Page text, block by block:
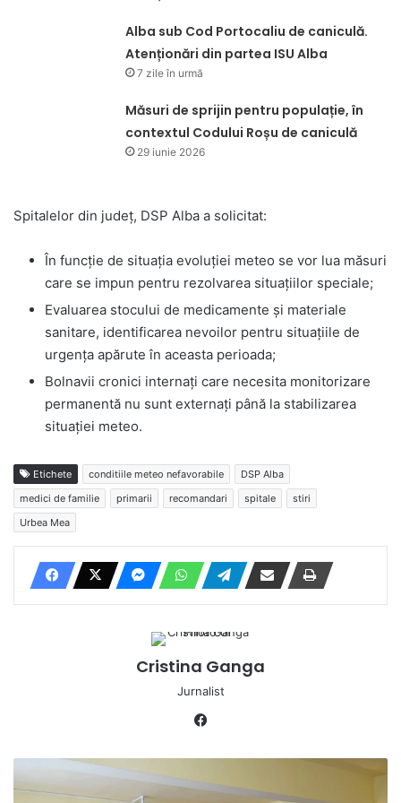
Alba sub Cod Portocaliu de caniculă.
Atenționări din partea ISU Alba
7 zile în urmă
Măsuri de sprijin pentru populație, în
contextul Codului Roșu de caniculă
29 iunie 2026
Spitalelor din județ, DSP Alba a solicitat:
În funcție de situația evoluției meteo se vor lua măsuri
care se impun pentru rezolvarea situațiilor speciale;
Evaluarea stocului de medicamente și materiale
sanitare, identificarea nevoilor pentru situațiile de
urgența apărute în aceasta perioada;
Bolnavii cronici internați care necesita monitorizare
permanentă nu sunt externați până la stabilizarea
situației meteo.
Etichete conditiile meteo nefavorabile
DSP Alba
medici de familie
primarii recomandari spitale
stiri
Urbea Mea
Cristina Ganga
Jurnalist
bo
ok
O